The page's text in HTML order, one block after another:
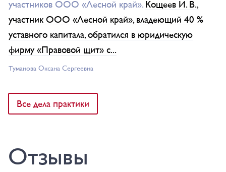
участников ООО «Лесной край». Кощеев И. В.,
участник ООО «Лесной край», владеющий 40 %
уставного капитала, обратился в юридическую
фирму «Правовой щит» с...
Туманова Окcана Сергеевна
Все дела практики
Отзывы